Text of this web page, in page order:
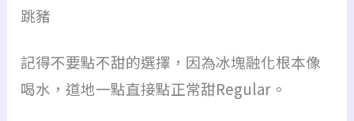
跳豬
記得不要點不甜的選擇，因為冰塊融化根本像
喝水，道地一點直接點正常甜Regular。